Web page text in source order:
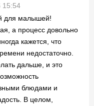
15:54
для малышей!
а процесс довольно
кажется, что
недостаточно.
дальше, и это
блюдами и
В целом,